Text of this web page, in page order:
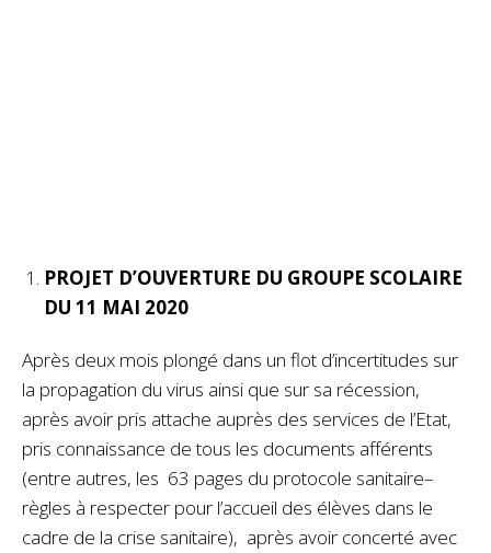
PROJET D’OUVERTURE DU GROUPE SCOLAIRE
DU 11 MAI 2020
Après deux mois plongé dans un flot d’incertitudes sur
la propagation du virus ainsi que sur sa récession,
après avoir pris attache auprès des services de l’Etat,
pris connaissance de tous les documents afférents
(entre autres, les 63 pages du protocole sanitaire–
règles à respecter pour l’accueil des élèves dans le
cadre de la crise sanitaire), après avoir concerté avec